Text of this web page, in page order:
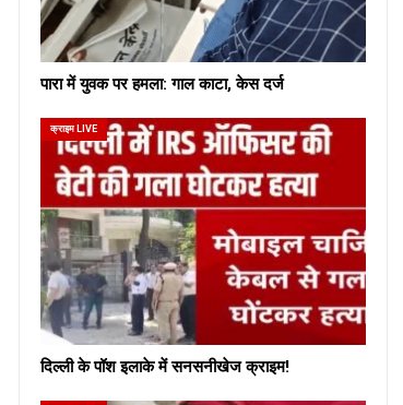
पारा में युवक पर हमला: गाल काटा, केस दर्ज
क्राइम LIVE
दिल्ली के पॉश इलाके में सनसनीखेज क्राइम!